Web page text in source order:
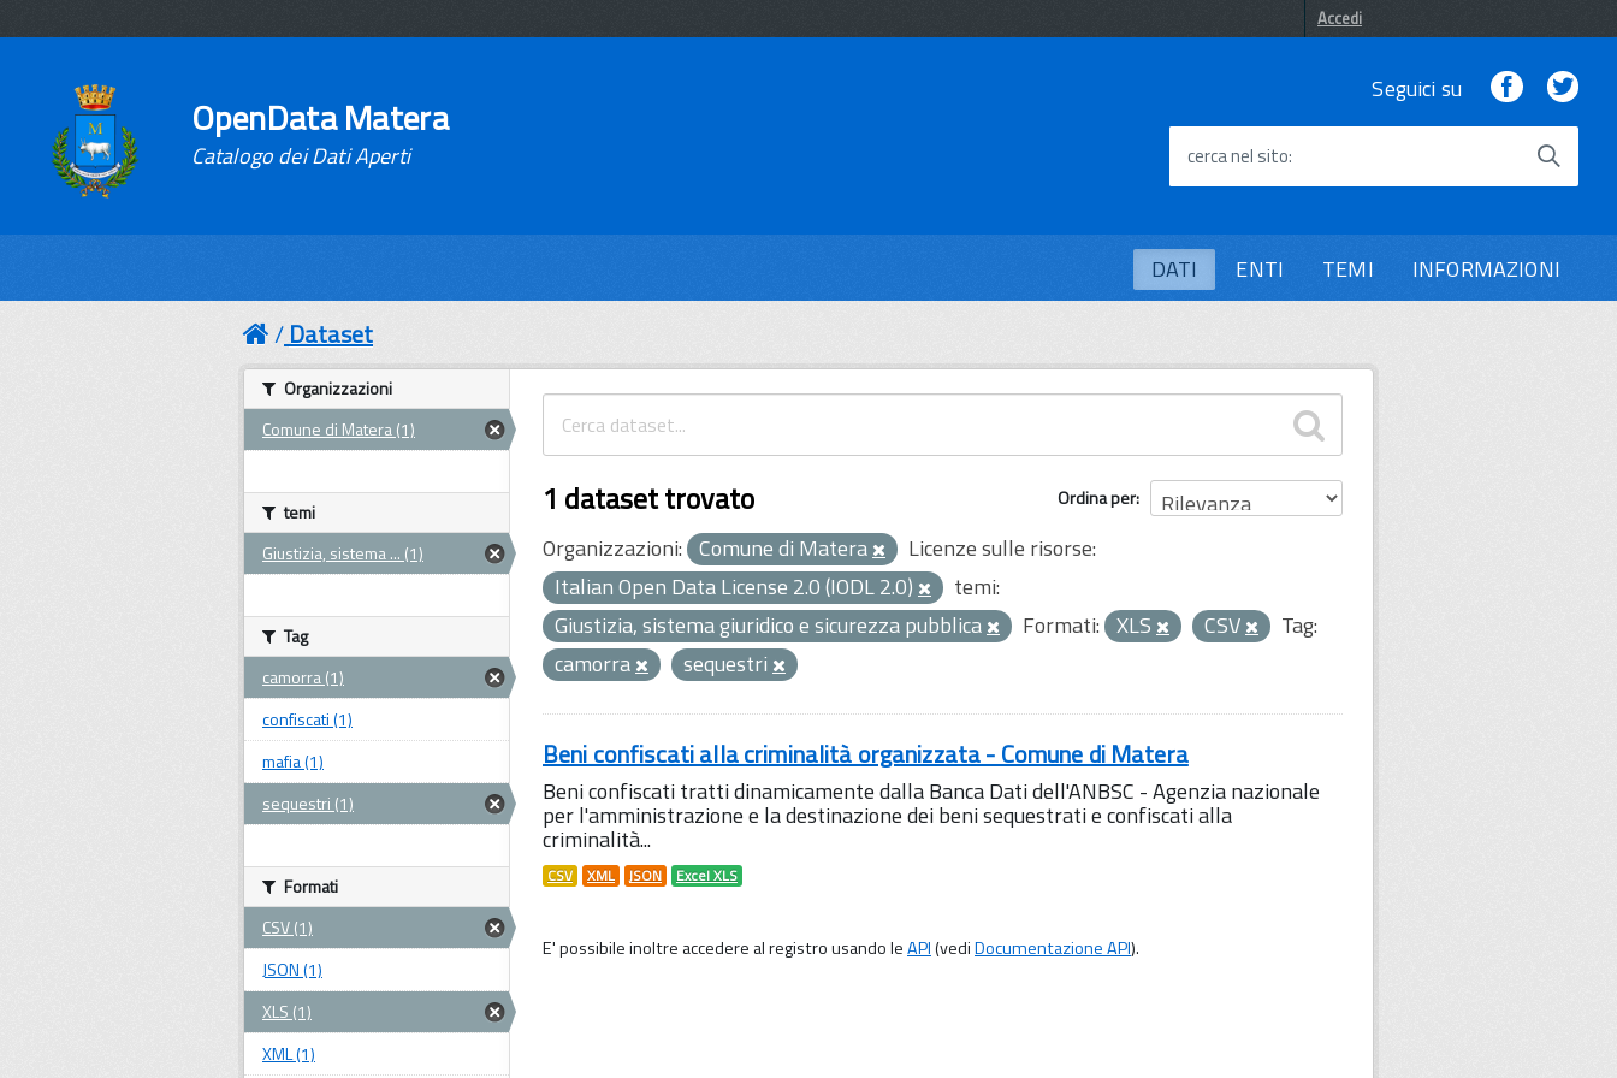
Accedi
OpenData Matera
Catalogo dei Dati Aperti
Seguici su Facebook
cerca nel sito
DATI ENTI TEMI INFORMAZIONI
Dataset
Ordina per
1 dataset trovato
Organizzazioni: Comune di Matera
Licenze sulle risorse:
Italian Open Data License 2.0 (IODL 2.0)
temi:
Giustizia, sistema giuridico e sicurezza pubblica
Formati: XLS CSV
Tag:
camorra
sequestri
Beni confiscati alla criminalità organizzata - Comune di Matera
Beni confiscati tratti dinamicamente dalla Banca Dati dell'ANBSC - Agenzia nazionale
per l'amministrazione e la destinazione dei beni sequestrati e confiscati alla
criminalità...
CSV XML JSON Excel XLS
E' possibile inoltre accedere al registro usando leAPI(vediDocumentazione API).
Organizzazioni
Comune di Matera (1)
temi
Giustizia, sistema ... (1)
Tag
camorra (1)
confiscati (1)
mafia (1)
sequestri (1)
Formati
CSV (1)
JSON (1)
XLS (1)
XML (1)